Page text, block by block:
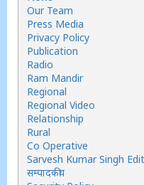
Our Team
Press Media
Privacy Policy
Publication
Radio
Ram Mandir
Regional
Regional Video
Relationship
Rural
Co Operative
Sarvesh Kumar Singh
सम्पादकीय